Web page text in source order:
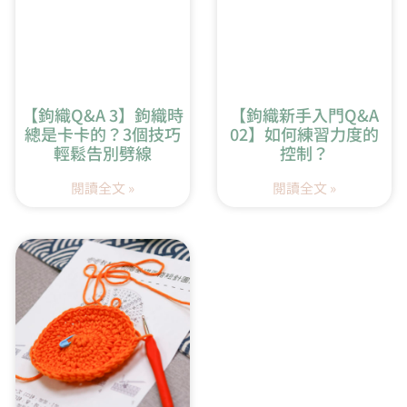
【鉤織Q&A 3】鉤織時
總是卡卡的？3個技巧
輕鬆告別劈線
閱讀全文 »
【鉤織新手入門Q&A
02】如何練習力度的
控制？
閱讀全文 »